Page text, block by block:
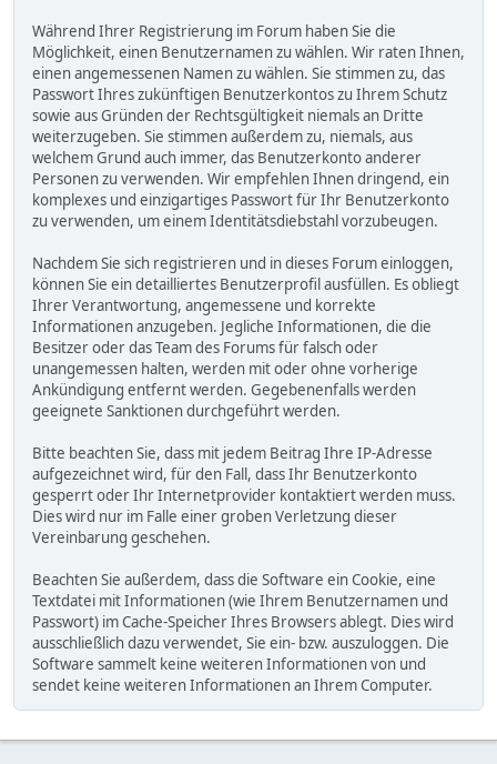
Während Ihrer Registrierung im Forum haben Sie die
Möglichkeit, einen Benutzernamen zu wählen. Wir raten Ihnen,
einen angemessenen Namen zu wählen. Sie stimmen zu, das
Passwort Ihres zukünftigen Benutzerkontos zu Ihrem Schutz
sowie aus Gründen der Rechtsgültigkeit niemals an Dritte
weiterzugeben. Sie stimmen außerdem zu, niemals, aus
welchem Grund auch immer, das Benutzerkonto anderer
Personen zu verwenden. Wir empfehlen Ihnen dringend, ein
komplexes und einzigartiges Passwort für Ihr Benutzerkonto
zu verwenden, um einem Identitätsdiebstahl vorzubeugen.
Nachdem Sie sich registrieren und in dieses Forum einloggen,
können Sie ein detailliertes Benutzerprofil ausfüllen. Es obliegt
Ihrer Verantwortung, angemessene und korrekte
Informationen anzugeben. Jegliche Informationen, die die
Besitzer oder das Team des Forums für falsch oder
unangemessen halten, werden mit oder ohne vorherige
Ankündigung entfernt werden. Gegebenenfalls werden
geeignete Sanktionen durchgeführt werden.
Bitte beachten Sie, dass mit jedem Beitrag Ihre IP-Adresse
aufgezeichnet wird, für den Fall, dass Ihr Benutzerkonto
gesperrt oder Ihr Internetprovider kontaktiert werden muss.
Dies wird nur im Falle einer groben Verletzung dieser
Vereinbarung geschehen.
Beachten Sie außerdem, dass die Software ein Cookie, eine
Textdatei mit Informationen (wie Ihrem Benutzernamen und
Passwort) im Cache-Speicher Ihres Browsers ablegt. Dies wird
ausschließlich dazu verwendet, Sie ein- bzw. auszuloggen. Die
Software sammelt keine weiteren Informationen von und
sendet keine weiteren Informationen an Ihrem Computer.